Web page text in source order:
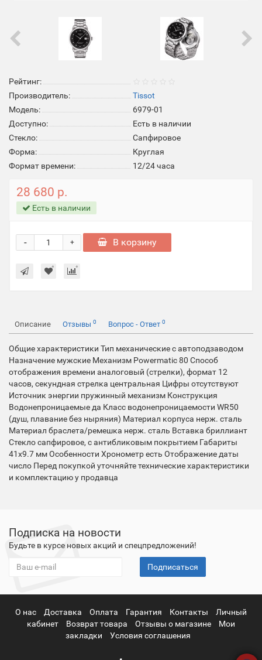
Рейтинг:
Производитель:
Tissot
Модель:
6979-01
Доступно:
Есть в наличии
Стекло:
Cапфировое
Форма:
Круглая
Формат времени:
12/24 часа
28 680 р.
Есть в наличии
+
- В корзину
Описание Отзывы 0 Вопрос - Ответ 0
Общие характеристики Тип механические с автоподзаводом
Назначение мужские Механизм Powermatic 80 Способ
отображения времени аналоговый (стрелки), формат 12
часов, секундная стрелка центральная Цифры отсутствуют
Источник энергии пружинный механизм Конструкция
Водонепроницаемые да Класс водонепроницаемости WR50
(душ, плавание без ныряния) Материал корпуса нерж. сталь
Материал браслета/ремешка нерж. сталь Вставка бриллиант
Стекло сапфировое, с антибликовым покрытием Габариты
41x9.7 мм Особенности Хронометр есть Отображение даты
число Перед покупкой уточняйте технические характеристики
и комплектацию у продавца
Подписка на новости
Будьте в курсе новых акций и спецпредложений!
Подписаться
О нас Доставка Оплата Гарантия Контакты
Личный
кабинет
Возврат товара Отзывы о магазине
Мои
закладки
Условия соглашения